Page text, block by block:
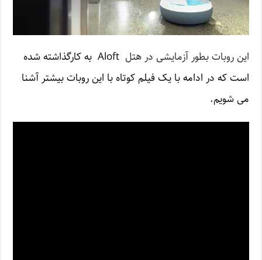
این روبات بطور آزمایشی در هتلAloft به کارگذاشته شده
است که در ادامه با یک فیلم کوتاه با این روبات بیشتر آشنا
می شویم.